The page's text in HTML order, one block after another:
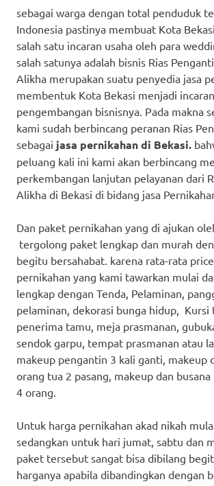
sebagai warga dengan total penduduk
Indonesia pastinya membuat Kota
salah satu incaran usaha oleh para
salah satunya adalah bisnis Rias
Alikha merupakan suatu penyedia jasa
membentuk Kota Bekasi menjadi incaran
pengembangan bisnisnya. Pada makna
kami sudah berbincang peranan Rias
sebagai jasa pernikahan di Bekasi.
peluang kali ini kami akan berbincang
perkembangan lanjutan pelayanan dari
Alikha di Bekasi di bidang jasa
Dan paket pernikahan yang di ajukan
tergolong paket lengkap dan murah
begitu bersahabat. karena rata-rata
pernikahan yang kami tawarkan mulai
lengkap dengan Tenda, Pelaminan,
pelaminan, dekorasi bunga hidup, Kursi
penerima tamu, meja prasmanan,
sendok garpu, tempat prasmanan atau
makeup pengantin 3 kali ganti, makeup
orang tua 2 pasang, makeup dan
4 orang.
Untuk harga pernikahan akad nikah
sedangkan untuk hari jumat, sabtu dan
paket tersebut sangat bisa dibilang
harganya apabila dibandingkan dengan